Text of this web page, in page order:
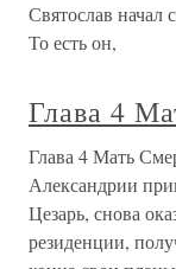
Святослав начал
То есть он,
Глава 4
Глава 4 Мать
Александрии
Цезарь, снова
резиденции,